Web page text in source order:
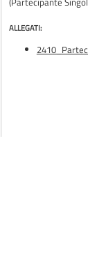
ALLEGATI: